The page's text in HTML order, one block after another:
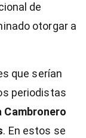
de
otorgar a
que serían
periodistas
Cambronero
. En estos se